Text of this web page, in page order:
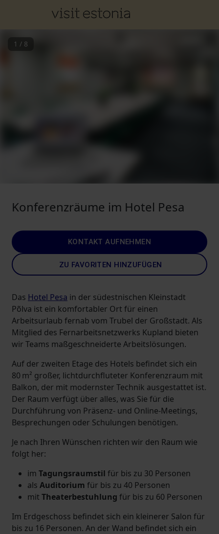
1 / 8
Konferenzräume im Hotel Pesa
KONTAKT AUFNEHMEN
ZU FAVORITEN HINZUFÜGEN
Das Hotel Pesa in der südestnischen Kleinstadt
Põlva ist ein komfortabler Ort für einen
Arbeitsurlaub fernab vom Trubel der Großstadt. Als
Mitglied des Fernarbeitsnetzwerks Kupland bieten
wir Teams maßgeschneiderte Arbeitslösungen.
Auf der zweiten Etage des Hotels befindet sich ein
80 m² großer, lichtdurchfluteter Konferenzraum mit
Balkon, der mit modernster Technik ausgestattet ist.
Der Raum verfügt über alles, was Sie für die
Durchführung von Präsenz- und Online-Meetings,
Besprechungen oder Schulungen benötigen.
Je nach Ihren Wünschen richten wir den Raum wie
folgt her:
im Tagungsraumstil für bis zu 30 Personen
als Auditorium für bis zu 40 Personen
mit Theaterbestuhlung für bis zu 60 Personen
Im Erdgeschoss befindet sich ein kleinerer Salon für
bis zu 16 Personen. An der Wand befindet sich ein